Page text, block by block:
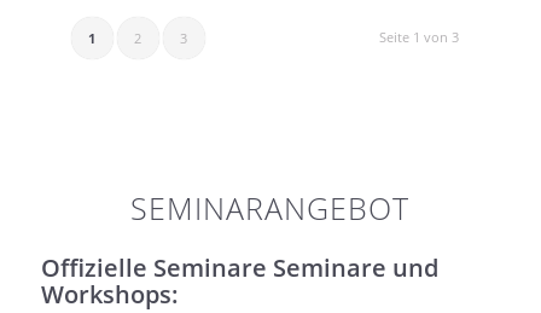
Seite 1 von 3
1 2 3
SEMINARANGEBOT
Offizielle Seminare Seminare und
Workshops: